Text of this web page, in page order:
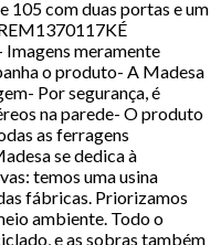
105 com duas portas e um
meramente
o produto- A Madesa
Por segurança, é
na parede- O produto
as ferragens
se dedica à
temos uma usina
fábricas. Priorizamos
ambiente. Todo o
e as sobras também